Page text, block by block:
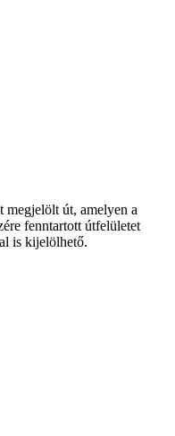
megjelölt út, amelyen a
fenntartott útfelületet
is kijelölhető.